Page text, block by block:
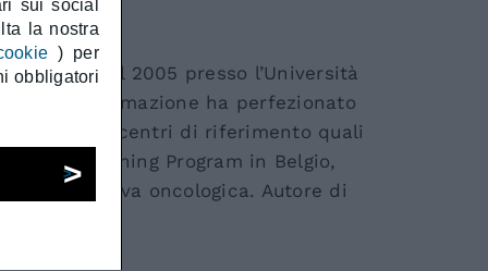
nel 2005 presso l’Università
di formazione ha perfezionato
in centri di riferimento quali
Robotic Training Program in Belgio,
mininvasiva oncologica. Autore di
sui social
la nostra
) per
obbligatori